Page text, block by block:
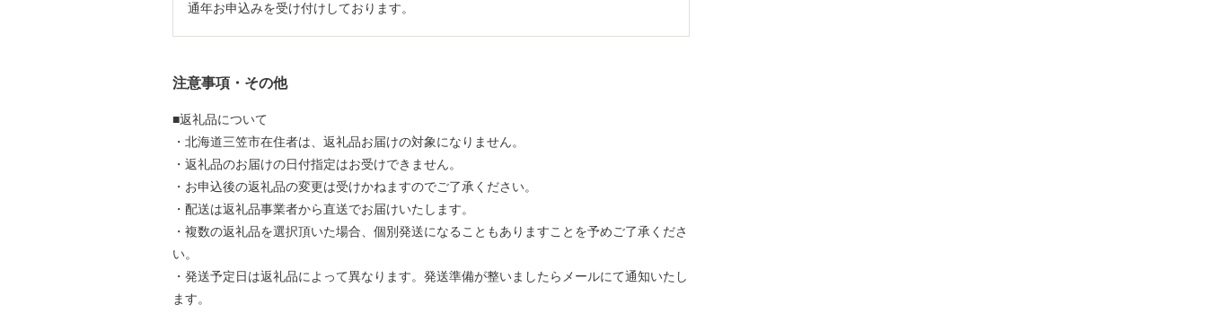
通年お申込みを受け付けしております。
注意事項・その他
■返礼品について
・北海道三笠市在住者は、返礼品お届けの対象になりません。
・返礼品のお届けの日付指定はお受けできません。
・お申込後の返礼品の変更は受けかねますのでご了承ください。
・配送は返礼品事業者から直送でお届けいたします。
・複数の返礼品を選択頂いた場合、個別発送になることもありますことを予めご了承くださ
い。
・発送予定日は返礼品によって異なります。発送準備が整いましたらメールにて通知いたし
ます。